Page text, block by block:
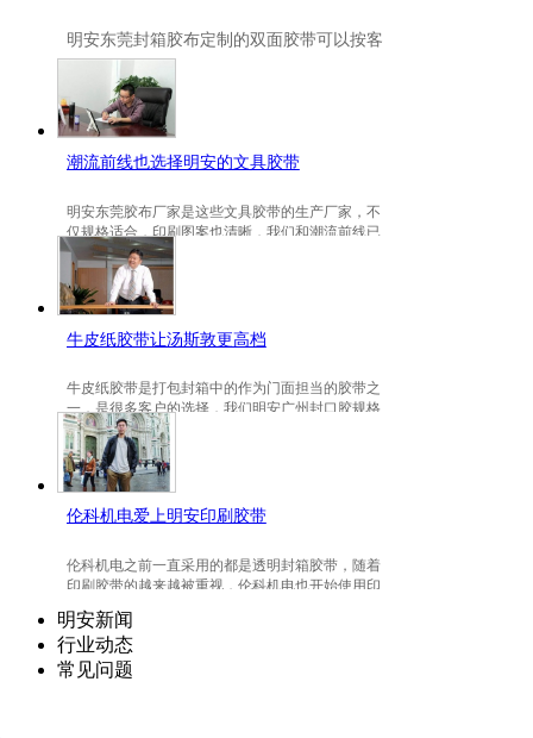
明安东莞封箱胶布定制 的双面胶带可以按客
是可以定做的，不仅如此，规格也是可以定
做的。
潮流前线也选择明安的文具胶带
明安东莞胶布厂家是这些文具胶带的生产厂家，不
仅规格适合，印刷图案也清晰，我们和潮流前线已
有3年的稳定合作关系。
牛皮纸胶带让汤斯敦更高档
牛皮纸胶带是打包封箱中的作为门面担当的胶带之
一，是很多客户的选择，我们明安广州封口胶规格
包装的牛皮纸胶带就是汤斯敦的选择。
伦科机电爱上明安印刷胶带
伦科机电之前一直采用的都是透明封箱胶带，随着
印刷胶带的越来越被重视，伦科机电也开始使用印
明安新闻
行业动态
常见问题